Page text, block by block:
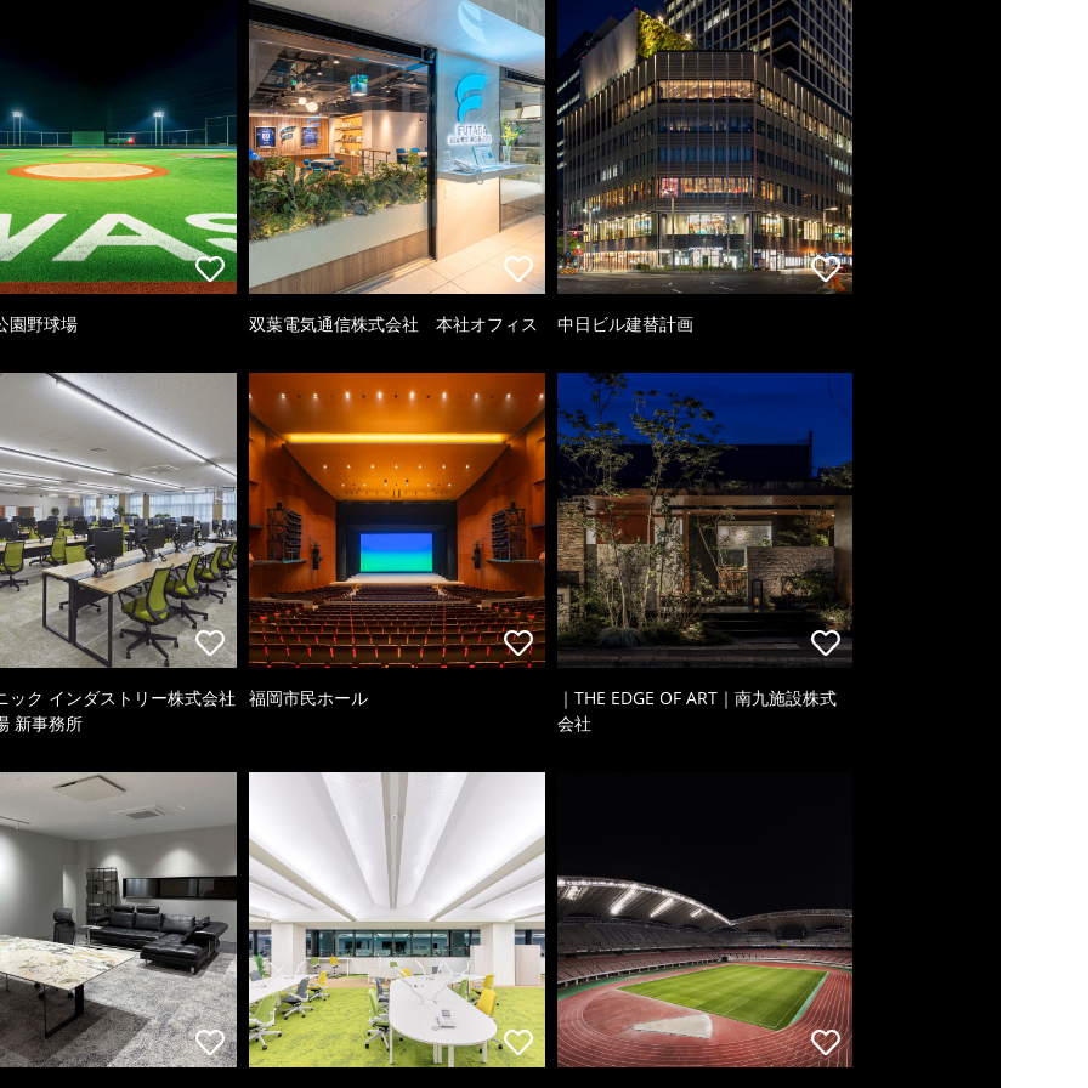
園野球場 双葉電気通信株式会社 本社オフィス 中日ビル建替計画
ック インダストリー株式会社
新事務所
福岡市民ホール
｜THE EDGE OF ART｜南九施設株式
会社